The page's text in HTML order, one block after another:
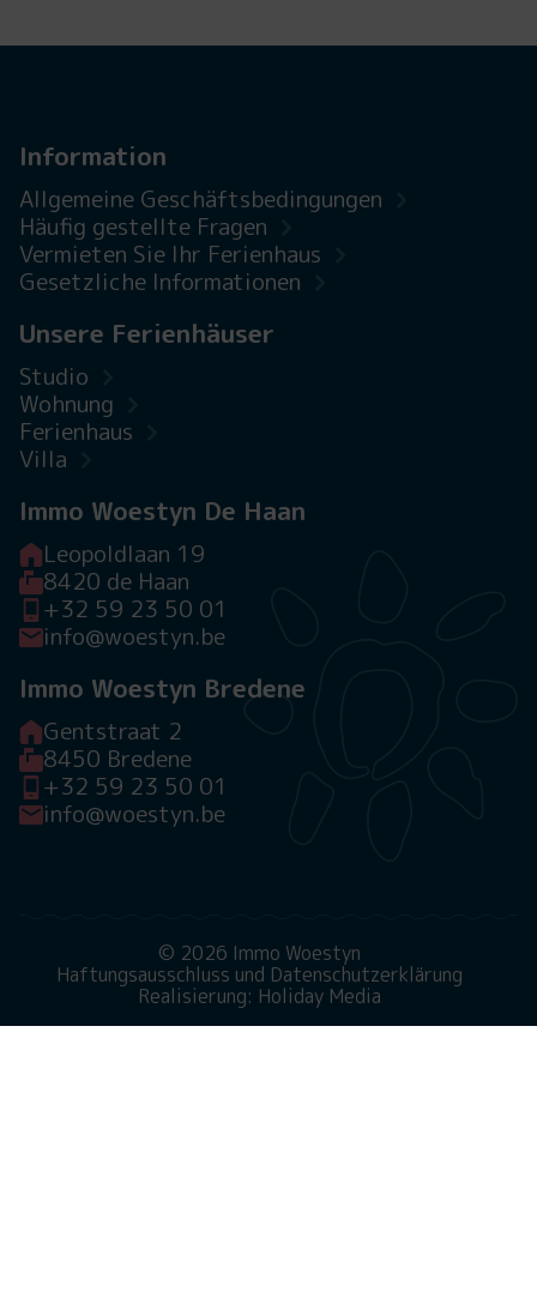
Information
Allgemeine Geschäftsbedingungen
Häufig gestellte Fragen
Vermieten Sie Ihr Ferienhaus
Gesetzliche Informationen
Unsere Ferienhäuser
Studio
Wohnung
Ferienhaus
Villa
Immo Woestyn De Haan
Leopoldlaan 19
8420 de Haan
+32 59 23 50 01
info@woestyn.be
Immo Woestyn Bredene
Gentstraat 2
8450 Bredene
+32 59 23 50 01
info@woestyn.be
© 2026 Immo Woestyn
Haftungsausschluss und Datenschutzerklärung
Realisierung: Holiday Media